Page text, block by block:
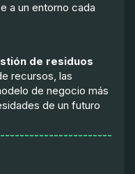
a un entorno cada
de residuos
recursos, las
de negocio más
de un futuro